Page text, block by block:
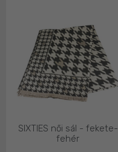
SIXTIES női sál - fekete-
fehér